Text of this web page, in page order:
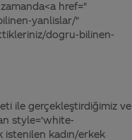
href="
yanlislar/"
dogru-bilinen-
ile gerçekleştirdiğimiz ve
style='white-
istenilen kadın/erkek